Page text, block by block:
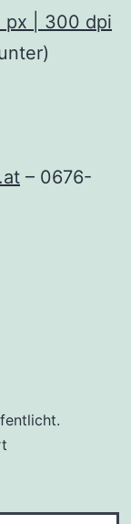
px | 300 dpi
– 0676-